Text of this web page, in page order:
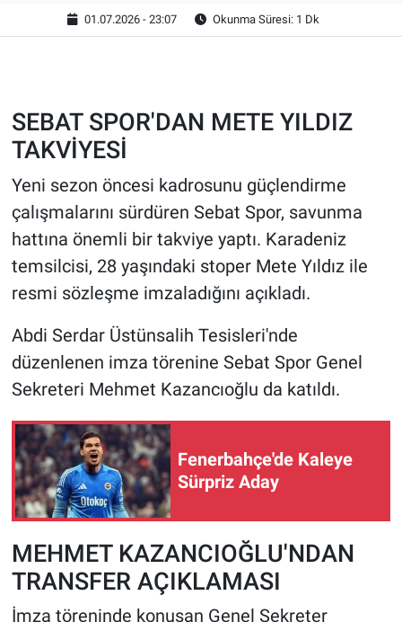
01.07.2026 - 23:07 Okunma Süresi: 1 Dk
SEBAT SPOR'DAN METE YILDIZ
TAKVİYESİ
Yeni sezon öncesi kadrosunu güçlendirme
çalışmalarını sürdüren Sebat Spor, savunma
hattına önemli bir takviye yaptı. Karadeniz
temsilcisi, 28 yaşındaki stoper Mete Yıldız ile
resmi sözleşme imzaladığını açıkladı.
Abdi Serdar Üstünsalih Tesisleri'nde
düzenlenen imza törenine Sebat Spor Genel
Sekreteri Mehmet Kazancıoğlu da katıldı.
Fenerbahçe'de Kaleye
Sürpriz Aday
MEHMET KAZANCIOĞLU'NDAN
TRANSFER AÇIKLAMASI
İmza töreninde konuşan Genel Sekreter
ASAYİŞ
EĞİTİM
ÇEVRE
HABERDE İNSAN
POLİTİKA
SPOR
MAGAZİN
Bilim, Teknoloji